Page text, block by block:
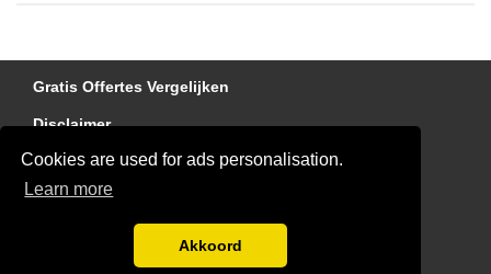
Cookies are used for ads personalisation.
Learn more
Akkoord
Gratis Offertes Vergelijken
Disclaimer
Dakdekker gezocht?
Blog